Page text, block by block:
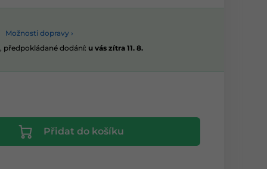
Možnosti dopravy ›
předpokládané dodání: u vás zítra 11. 8.
Přidat do košíku